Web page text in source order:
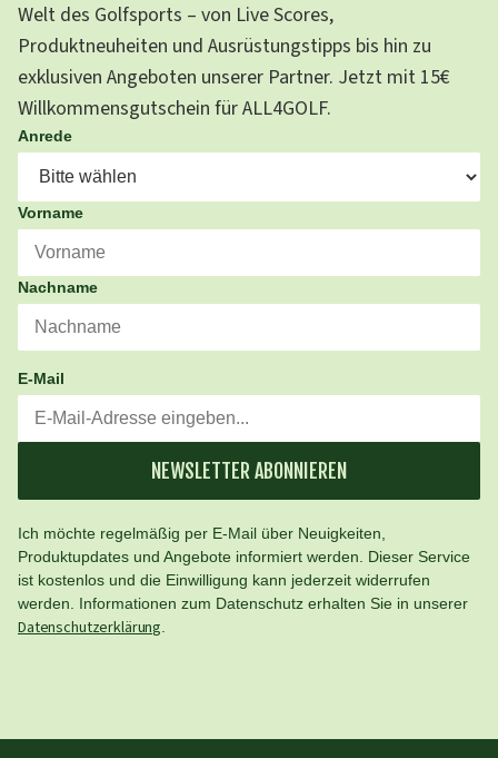
Welt des Golfsports – von Live Scores,
Produktneuheiten und Ausrüstungstipps bis hin zu
exklusiven Angeboten unserer Partner. Jetzt mit 15€
Willkommensgutschein für ALL4GOLF.
Anrede
Vorname
Nachname
E-Mail
NEWSLETTER ABONNIEREN
Ich möchte regelmäßig per E-Mail über Neuigkeiten,
Produktupdates und Angebote informiert werden. Dieser Service
ist kostenlos und die Einwilligung kann jederzeit widerrufen
werden. Informationen zum Datenschutz erhalten Sie in unserer
Datenschutzerklärung